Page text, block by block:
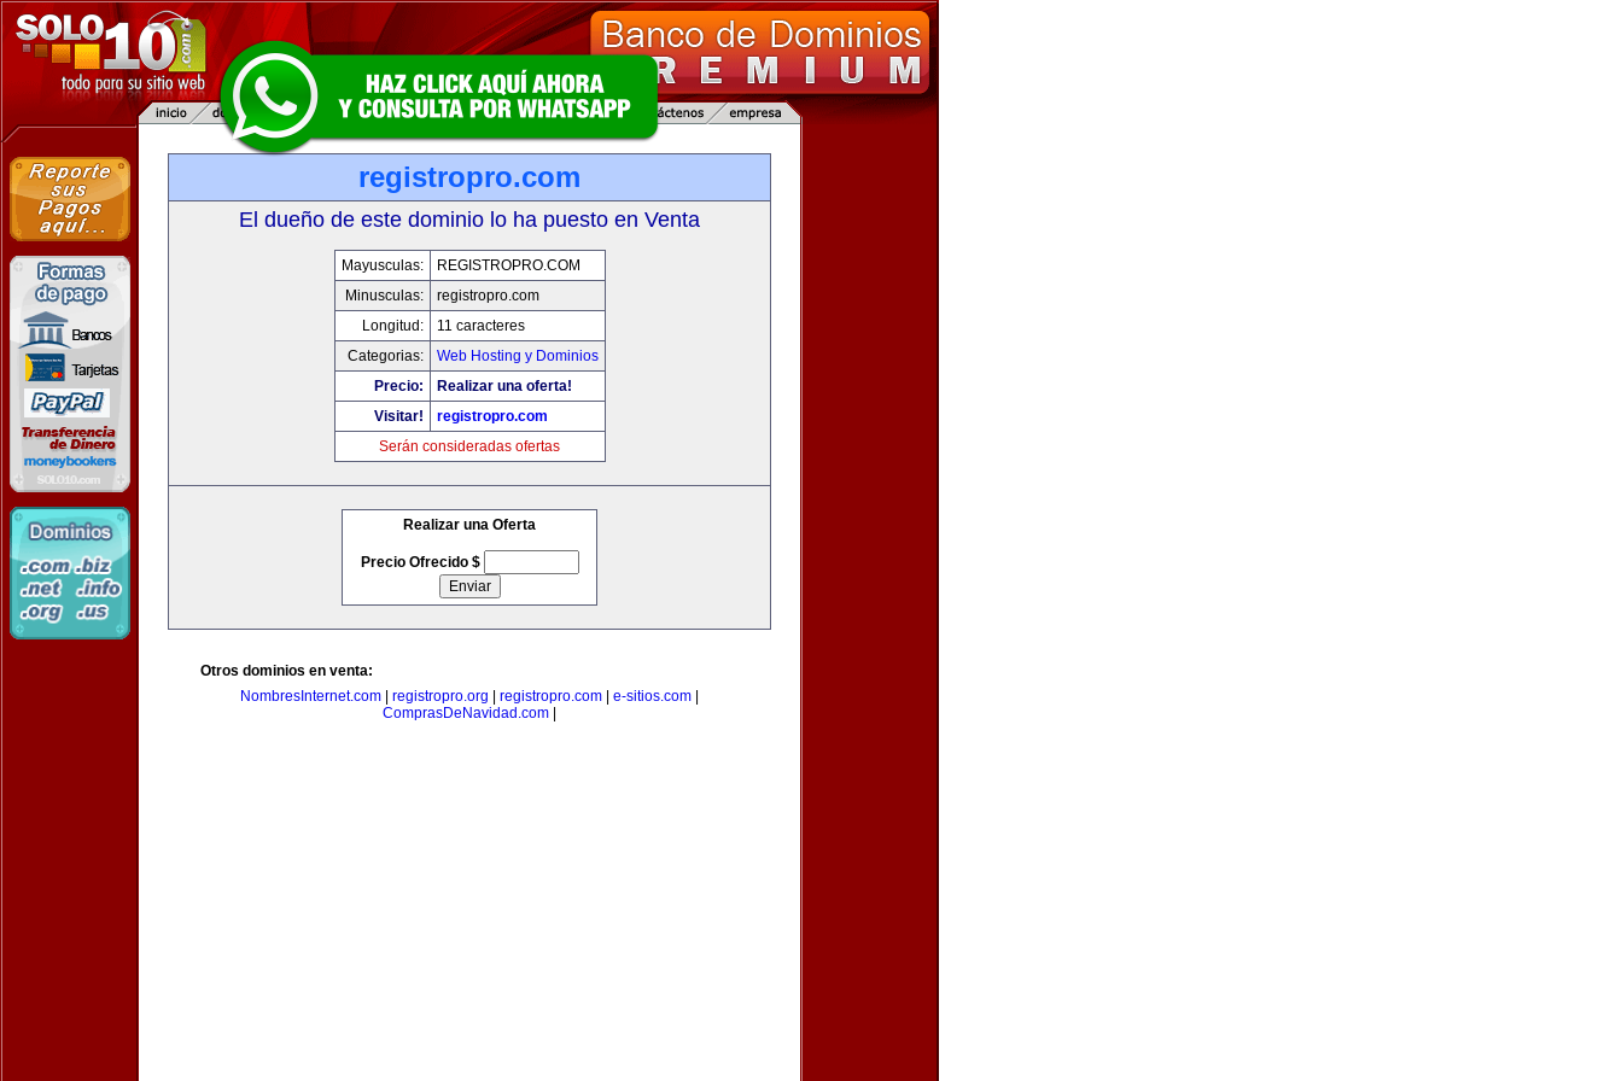
registropro.com
El dueño de este dominio lo ha puesto en Venta
Mayusculas:
REGISTROPRO.COM
Minusculas:
registropro.com
Longitud:
11 caracteres
Categorias:
Web Hosting y Dominios
Precio:
Realizar una oferta!
Visitar!
registropro.com
Serán consideradas ofertas
Realizar una Oferta
Precio Ofrecido $
Otros dominios en venta:
NombresInternet.com
registropro.org registropro.com e-sitios.com
ComprasDeNavidad.com